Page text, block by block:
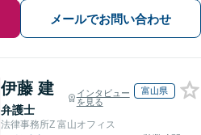
メールでお問い合わせ
伊藤 建
弁護士
インタビュー
を見る
富山県
法律事務所Z 富山オフィス